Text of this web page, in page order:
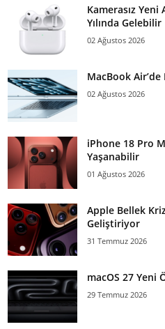
Kamerasız
Yılında Gelebilir
02 Ağustos 2026
MacBook Air’de
02 Ağustos 2026
iPhone 18 Pro
Yaşanabilir
01 Ağustos 2026
Apple Bellek
Geliştiriyor
31 Temmuz 2026
macOS 27 Yeni
29 Temmuz 2026